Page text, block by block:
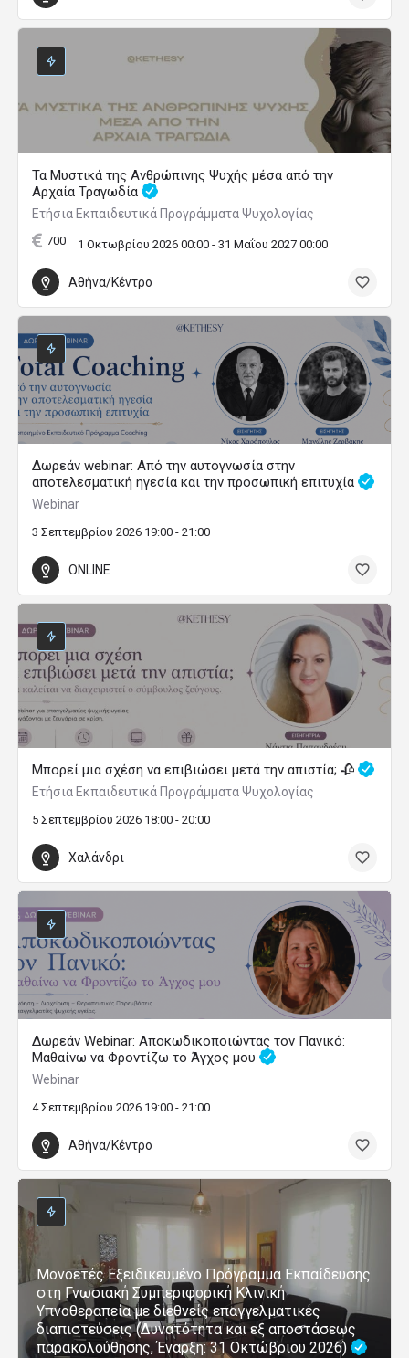
Τα Μυστικά της Ανθρώπινης Ψυχής μέσα από την
Αρχαία Τραγωδία
Ετήσια Εκπαιδευτικά Προγράμματα Ψυχολογίας
700 1 Οκτωβρίου 2026 00:00 - 31 Μαΐου 2027 00:00
Αθήνα/Κέντρο
Δωρεάν webinar: Από την αυτογνωσία στην
αποτελεσματική ηγεσία και την προσωπική επιτυχία
Webinar
3 Σεπτεμβρίου 2026 19:00 - 21:00
ONLINE
Μπορεί μια σχέση να επιβιώσει μετά την απιστία; 🥀
Ετήσια Εκπαιδευτικά Προγράμματα Ψυχολογίας
5 Σεπτεμβρίου 2026 18:00 - 20:00
Χαλάνδρι
Δωρεάν Webinar: Αποκωδικοποιώντας τον Πανικό:
Μαθαίνω να Φροντίζω το Άγχος μου
Webinar
4 Σεπτεμβρίου 2026 19:00 - 21:00
Αθήνα/Κέντρο
Μονοετές Εξειδικευμένο Πρόγραμμα Εκπαίδευσης
στη Γνωσιακή Συμπεριφορική Κλινική
Υπνοθεραπεία με διεθνείς επαγγελματικές
διαπιστεύσεις (Δυνατότητα και εξ αποστάσεως
παρακολούθησης, Έναρξη: 31 Οκτώβριου 2026)